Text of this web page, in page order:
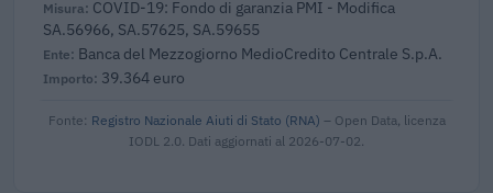
COVID-19: Fondo di garanzia PMI - Modifica
SA.56966, SA.57625, SA.59655
Banca del Mezzogiorno MedioCredito Centrale S.p.A.
39.364 euro
Fonte: Registro Nazionale Aiuti di Stato (RNA) – Open Data, licenza
IODL 2.0. Dati aggiornati al 2026-07-02.